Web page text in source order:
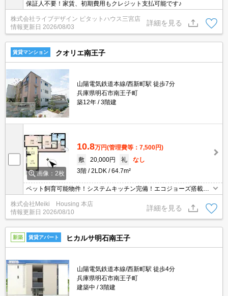
保証人不要！家賃、初期費用もクレジット支払可能です♪
株式会社ライブデザイン ピタットハウス三宮店
情報更新日 2026/08/03
詳細を見る
賃貸マンション クオリエ南王子
山陽電気鉄道本線/西新町駅 徒歩7分
兵庫県明石市南王子町
築12年
3階建
画像：2枚
10.8万円(管理費等：7,500円)
敷
20,000円 礼
なし
3階
2LDK 64.7m²
ペット飼育可能物件！システムキッチン完備！エコジョーズ搭載で
経済的！
株式会社Meiki Housing 本店
情報更新日 2026/08/10
詳細を見る
新築 賃貸アパート ヒカルサ明石南王子
山陽電気鉄道本線/西新町駅 徒歩4分
兵庫県明石市南王子町
建築中
3階建